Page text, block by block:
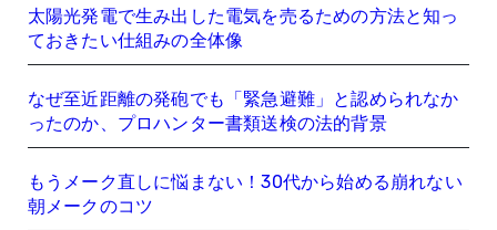
太陽光発電で生み出した電気を売るための方法と知っ
ておきたい仕組みの全体像
なぜ至近距離の発砲でも「緊急避難」と認められなか
ったのか、プロハンター書類送検の法的背景
もうメーク直しに悩まない！30代から始める崩れない
朝メークのコツ